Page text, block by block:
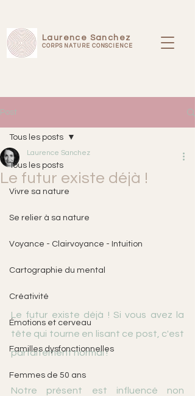
Laurence Sanchez
CORPS NATURE CONSCIENCE
Post
Tous les posts
Vivre sa nature
Se relier à sa nature
Voyance - Clairvoyance - Intuition
Cartographie du mental
Créativité
Émotions et cerveau
Familles dysfonctionnelles
Femmes de 50 ans
Tous les posts
Le futur existe déjà !
Laurence Sanchez
Le futur existe déjà ! Si vous avez la
tête qui tourne en lisant ce post, c'est
parfaitement normal !
Notre présent est influencé non